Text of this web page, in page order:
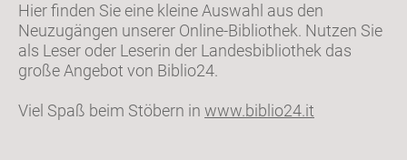
Hier finden Sie eine kleine Auswahl aus den
Neuzugängen unserer Online-Bibliothek. Nutzen Sie
als Leser oder Leserin der Landesbibliothek das
große Angebot von Biblio24.
Viel Spaß beim Stöbern in www.biblio24.it